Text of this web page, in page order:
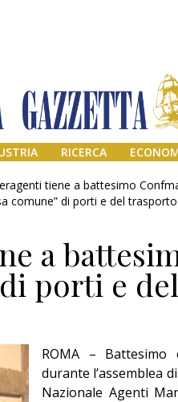
RICERCA
tiene a battesimo
comune” di porti e del trasporto
a
di porti e
ROMA – Battesimo
durante l’assemblea
Nazionale Agenti